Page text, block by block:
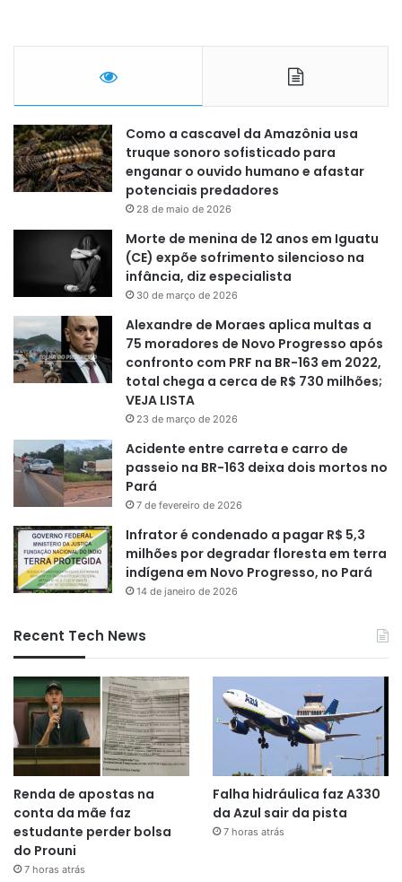
Como a cascavel da Amazônia usa
truque sonoro sofisticado para
enganar o ouvido humano e afastar
potenciais predadores
28 de maio de 2026
Morte de menina de 12 anos em Iguatu
(CE) expõe sofrimento silencioso na
infância, diz especialista
30 de março de 2026
Alexandre de Moraes aplica multas a
75 moradores de Novo Progresso após
confronto com PRF na BR-163 em 2022,
total chega a cerca de R$ 730 milhões;
VEJA LISTA
23 de março de 2026
Acidente entre carreta e carro de
passeio na BR-163 deixa dois mortos no
Pará
7 de fevereiro de 2026
Infrator é condenado a pagar R$ 5,3
milhões por degradar floresta em terra
indígena em Novo Progresso, no Pará
14 de janeiro de 2026
Recent Tech News
Renda de apostas na
conta da mãe faz
estudante perder bolsa
do Prouni
7 horas atrás
Falha hidráulica faz A330
da Azul sair da pista
7 horas atrás